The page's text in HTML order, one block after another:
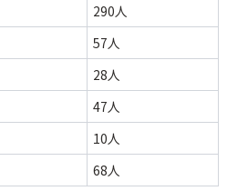
290人
57人
28人
47人
10人
68人